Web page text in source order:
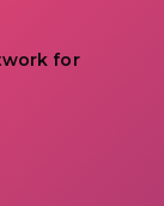
for